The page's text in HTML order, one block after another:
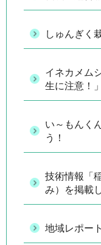
しゅんぎく
イネカメム
生に注意！
い～もんく
う！
技術情報「
み）を掲載
地域レポート